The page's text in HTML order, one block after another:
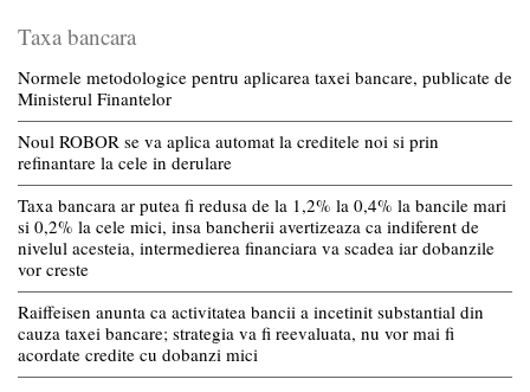
Taxa bancara
Normele metodologice pentru aplicarea taxei bancare, publicate de
Ministerul Finantelor
Noul ROBOR se va aplica automat la creditele noi si prin
refinantare la cele in derulare
Taxa bancara ar putea fi redusa de la 1,2% la 0,4% la bancile mari
si 0,2% la cele mici, insa bancherii avertizeaza ca indiferent de
nivelul acesteia, intermedierea financiara va scadea iar dobanzile
vor creste
Raiffeisen anunta ca activitatea bancii a incetinit substantial din
cauza taxei bancare; strategia va fi reevaluata, nu vor mai fi
acordate credite cu dobanzi mici